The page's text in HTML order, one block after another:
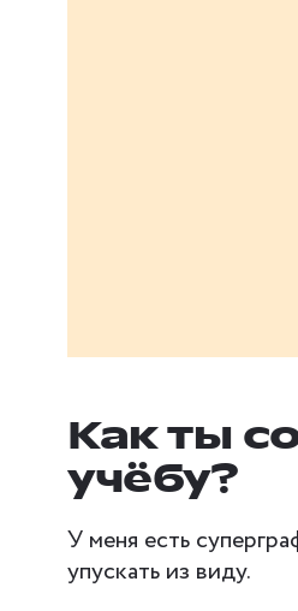
Как ты
учёбу?
У меня есть
упускать из виду.